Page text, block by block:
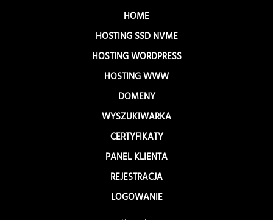
HOME
HOSTING SSD NVME
HOSTING WORDPRESS
HOSTING WWW
DOMENY
WYSZUKIWARKA
CERTYFIKATY
PANEL KLIENTA
REJESTRACJA
LOGOWANIE